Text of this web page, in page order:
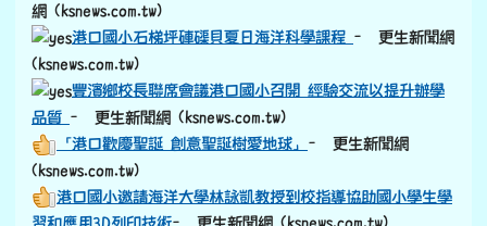
網 (ksnews.com.tw)
港口國小石梯坪硨磲貝夏日海洋科學課程 – 更生新聞網
(ksnews.com.tw)
豐濱鄉校長聯席會議港口國小召開 經驗交流以提升辦學
品質 – 更生新聞網 (ksnews.com.tw)
「港口歡慶聖誕 創意聖誕樹愛地球」 – 更生新聞網
(ksnews.com.tw)
港口國小邀請海洋大學林詠凱教授到校指導協助國小學生學